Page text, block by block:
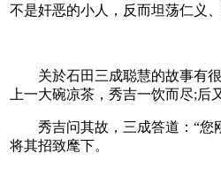
不是奸恶的小人，反而坦荡仁义、
关於石田三成聪慧的故事有很
上一大碗凉茶，秀吉一饮而尽;
秀吉问其故，三成答道：“您刚
将其招致麾下。